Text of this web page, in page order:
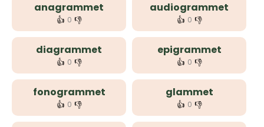
anagrammet
👍 0 👎
audiogrammet
👍 0 👎
diagrammet
👍 0 👎
epigrammet
👍 0 👎
fonogrammet
👍 0 👎
glammet
👍 0 👎